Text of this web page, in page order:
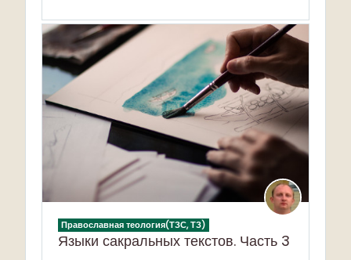
Православная теология(ТЗС, ТЗ)
Языки сакральных текстов. Часть 3